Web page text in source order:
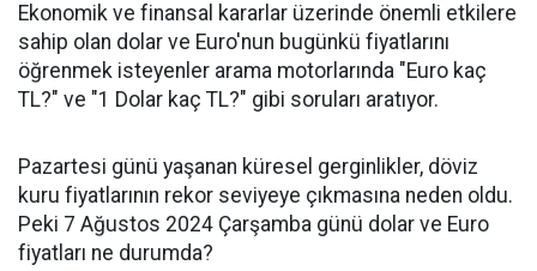
Ekonomik ve finansal kararlar üzerinde önemli etkilere
sahip olan dolar ve Euro'nun bugünkü fiyatlarını
öğrenmek isteyenler arama motorlarında "Euro kaç
TL?" ve "1 Dolar kaç TL?" gibi soruları aratıyor.
Pazartesi günü yaşanan küresel gerginlikler, döviz
kuru fiyatlarının rekor seviyeye çıkmasına neden oldu.
Peki 7 Ağustos 2024 Çarşamba günü dolar ve Euro
fiyatları ne durumda?